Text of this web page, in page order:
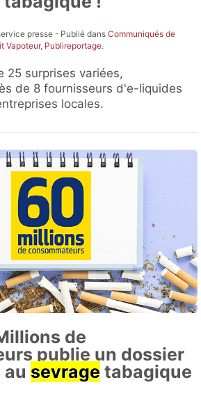
presse - Publié dans Communiqués de
Vapoteur, Publireportage.
25 surprises variées,
de 8 fournisseurs d'e-liquides
locales.
de
publie un dossier
au sevrage tabagique